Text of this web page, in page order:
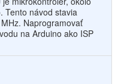
Tento návod stavia
Naprogramovať
na Arduino ako ISP